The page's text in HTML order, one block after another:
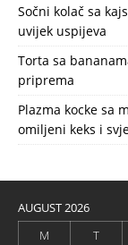
Sočni kolač sa
uvijek uspijeva
Torta sa
priprema
Plazma kocke sa
omiljeni keks i
AUGUST 2026
M
T